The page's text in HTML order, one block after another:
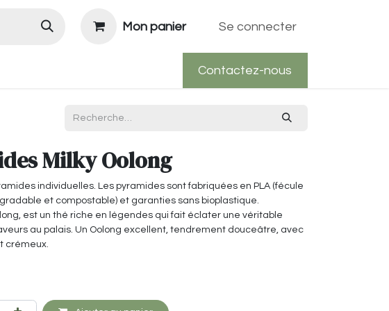
Mon panier Se connecter
Contactez-nous
Milky Oolong
individuelles. Les pyramides sont fabriquées en PLA (fécule
et compostable) et garanties sans bioplastique.
est un thé riche en légendes qui fait éclater une véritable
au palais. Un Oolong excellent, tendrement douceâtre, avec
crémeux.